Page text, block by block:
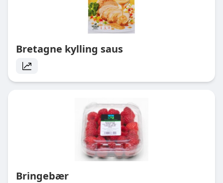
Bretagne kylling saus
Bringebær